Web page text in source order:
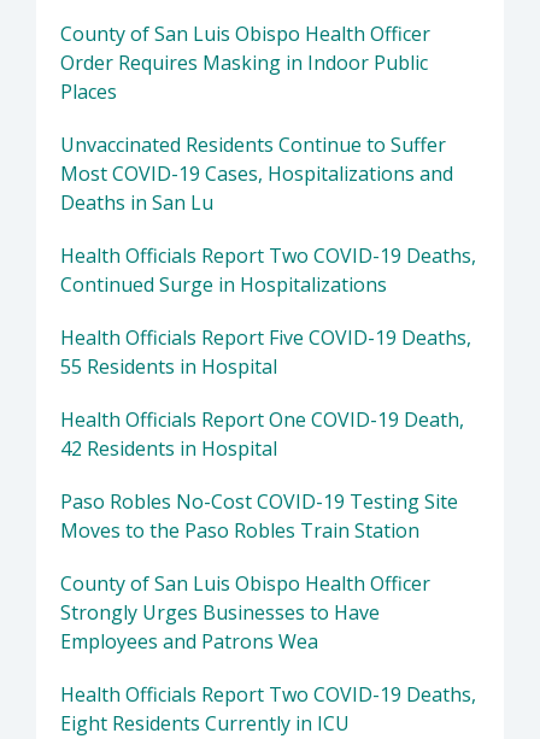
County of San Luis Obispo Health Officer
Order Requires Masking in Indoor Public
Places
Unvaccinated Residents Continue to Suffer
Most COVID-19 Cases, Hospitalizations and
Deaths in San Lu
Health Officials Report Two COVID-19 Deaths,
Continued Surge in Hospitalizations
Health Officials Report Five COVID-19 Deaths,
55 Residents in Hospital
Health Officials Report One COVID-19 Death,
42 Residents in Hospital
Paso Robles No-Cost COVID-19 Testing Site
Moves to the Paso Robles Train Station
County of San Luis Obispo Health Officer
Strongly Urges Businesses to Have
Employees and Patrons Wea
Health Officials Report Two COVID-19 Deaths,
Eight Residents Currently in ICU